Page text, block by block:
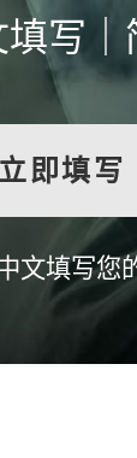
填写
立即填写
文填写您